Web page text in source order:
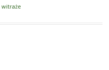
witraże